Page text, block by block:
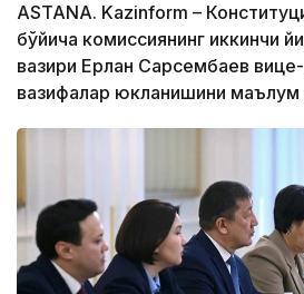
АSTANА. Kazinform –
бўйича комиссиянинг иккинчи
вазири Ерлан Сарсембаев вице-
вазифалар юкланишини маълум